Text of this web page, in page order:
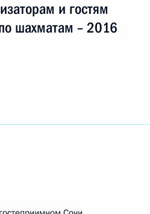
и гостям
шахматам – 2016